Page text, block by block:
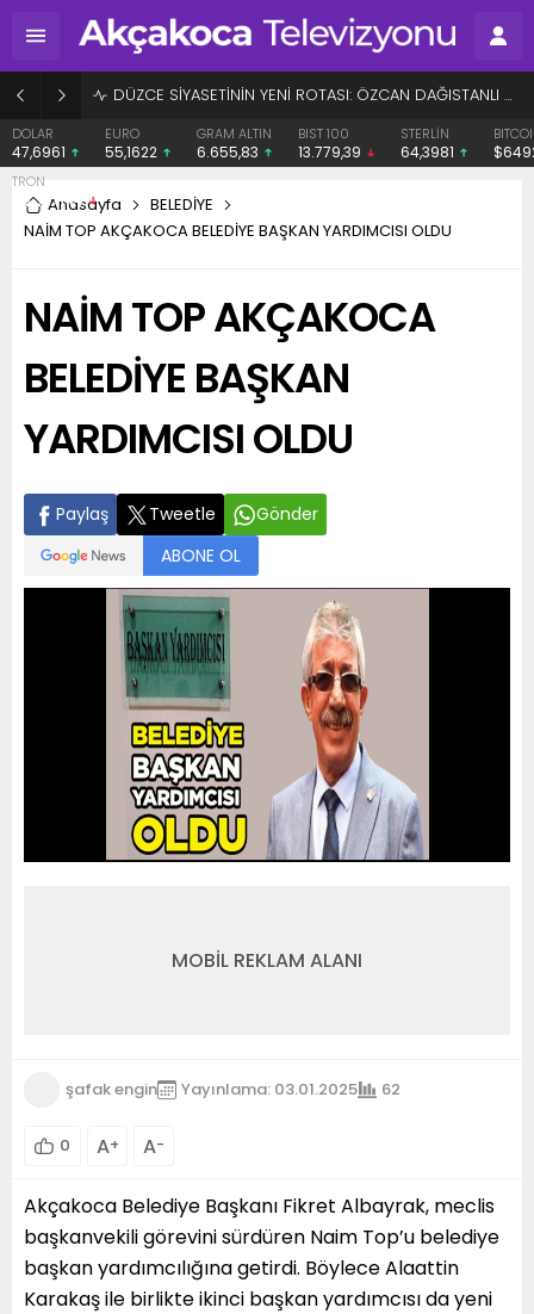
BAŞHEKİME “SONAY” DEMEK SUÇ DUYURUSU OLDU
EURO
55,1622
GRAM ALTIN
6.655,83
BIST 100
13.779,39
STERLİN
64,3981
BITCOIN
$64929
Anasayfa
BELEDİYE
NAİM TOP AKÇAKOCA BELEDİYE BAŞKAN YARDIMCISI OLDU
NAİM TOP AKÇAKOCA
BELEDİYE BAŞKAN
YARDIMCISI OLDU
Paylaş Tweetle
Gönder
ABONE OL
MOBİL REKLAM ALANI
şafak engin Yayınlama: 03.01.2025 62
0 A+ A-
Akçakoca Belediye Başkanı Fikret Albayrak, meclis
başkanvekili görevini sürdüren Naim Top’u belediye
başkan yardımcılığına getirdi. Böylece Alaattin
Karakaş ile birlikte ikinci başkan yardımcısı da yeni